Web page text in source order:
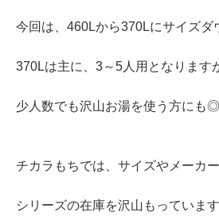
今回は、460Lから370Lにサイズダ
370Lは主に、3～5人用となります
少人数でも沢山お湯を使う方にも◎
チカラもちでは、サイズやメーカー
シリーズの在庫を沢山もっています